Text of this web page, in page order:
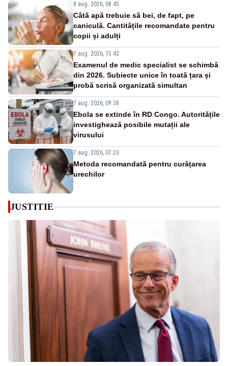
8 aug. 2026, 08:45
Câtă apă trebuie să bei, de fapt, pe
caniculă. Cantitățile recomandate pentru
copii și adulți
7 aug. 2026, 15:42
Examenul de medic specialist se schimbă
din 2026. Subiecte unice în toată țara și
probă scrisă organizată simultan
7 aug. 2026, 09:38
Ebola se extinde în RD Congo. Autoritățile
investighează posibile mutații ale
virusului
7 aug. 2026, 07:23
Metoda recomandată pentru curățarea
urechilor
JUSTITIE